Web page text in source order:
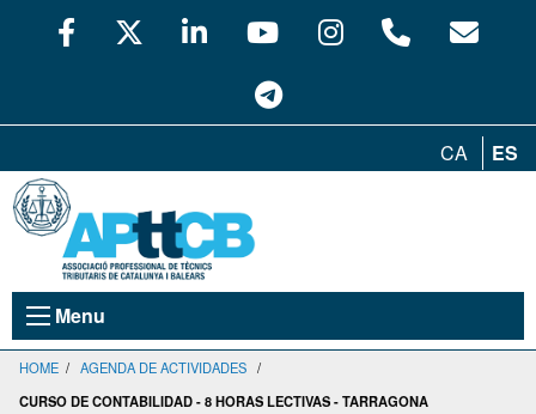
CA ES
Menu
HOME / AGENDA DE ACTIVIDADES /
CURSO DE CONTABILIDAD - 8 HORAS LECTIVAS - TARRAGONA